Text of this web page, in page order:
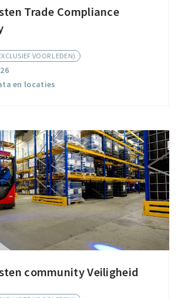
Trade Compliance
VOOR LEDEN)
en locaties
community Veiligheid